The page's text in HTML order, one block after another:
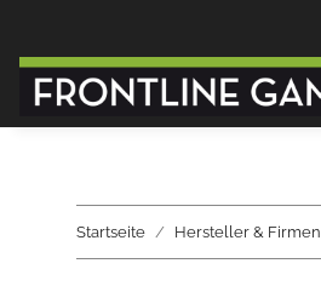
Startseite Hersteller & Firmen